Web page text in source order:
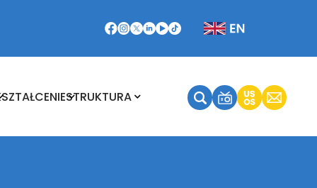
STRUKTURA